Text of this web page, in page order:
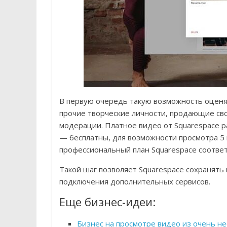
В первую очередь такую возможность
прочие творческие личности, продающие
модерации. Платное видео от Squarespace
— бесплатны, для возможности просмотра
профессиональный план Squarespace
Такой шаг позволяет Squarespace
подключения дополнительных сервисов.
Еще бизнес-идеи:
Бизнес на просмотре видео из очень